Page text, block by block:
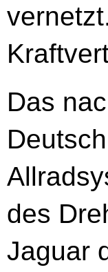
Das
des
Jaguar